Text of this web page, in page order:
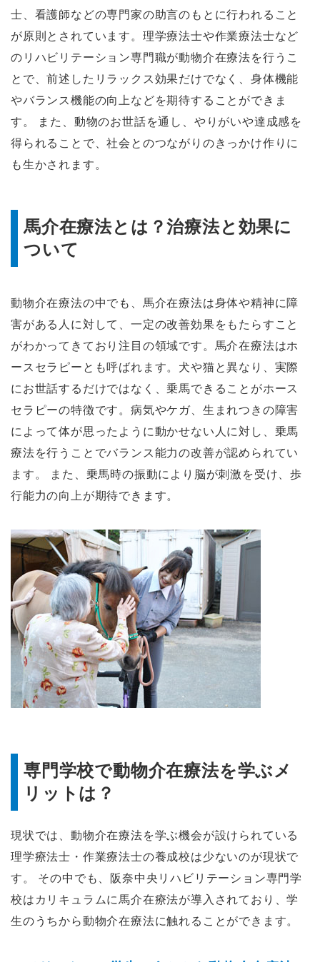
士、看護師などの専門家の助言のもとに行われること
が原則とされています。理学療法士や作業療法士など
のリハビリテーション専門職が動物介在療法を行うこ
とで、前述したリラックス効果だけでなく、身体機能
やバランス機能の向上などを期待することができま
す。 また、動物のお世話を通し、やりがいや達成感を
得られることで、社会とのつながりのきっかけ作りに
も生かされます。
馬介在療法とは？治療法と効果に
ついて
動物介在療法の中でも、馬介在療法は身体や精神に障
害がある人に対して、一定の改善効果をもたらすこと
がわかってきており注目の領域です。馬介在療法はホ
ースセラピーとも呼ばれます。犬や猫と異なり、実際
にお世話するだけではなく、乗馬できることがホース
セラピーの特徴です。病気やケガ、生まれつきの障害
によって体が思ったように動かせない人に対し、乗馬
療法を行うことでバランス能力の改善が認められてい
ます。 また、乗馬時の振動により脳が刺激を受け、歩
行能力の向上が期待できます。
専門学校で動物介在療法を学ぶメ
リットは？
現状では、動物介在療法を学ぶ機会が設けられている
理学療法士・作業療法士の養成校は少ないのが現状で
す。 その中でも、阪奈中央リハビリテーション専門学
校はカリキュラムに馬介在療法が導入されており、学
生のうちから動物介在療法に触れることができます。